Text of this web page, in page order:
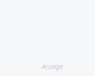
Anzeige